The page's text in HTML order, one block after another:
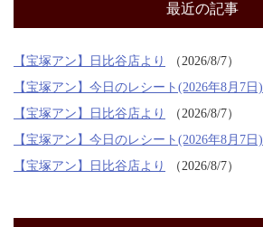
最近の記事
【宝塚アン】日比谷店より
2026/8/7
【宝塚アン】今日のレシート(2026年8月7日)
【宝塚アン】日比谷店より
2026/8/7
【宝塚アン】今日のレシート(2026年8月7日)
【宝塚アン】日比谷店より
2026/8/7